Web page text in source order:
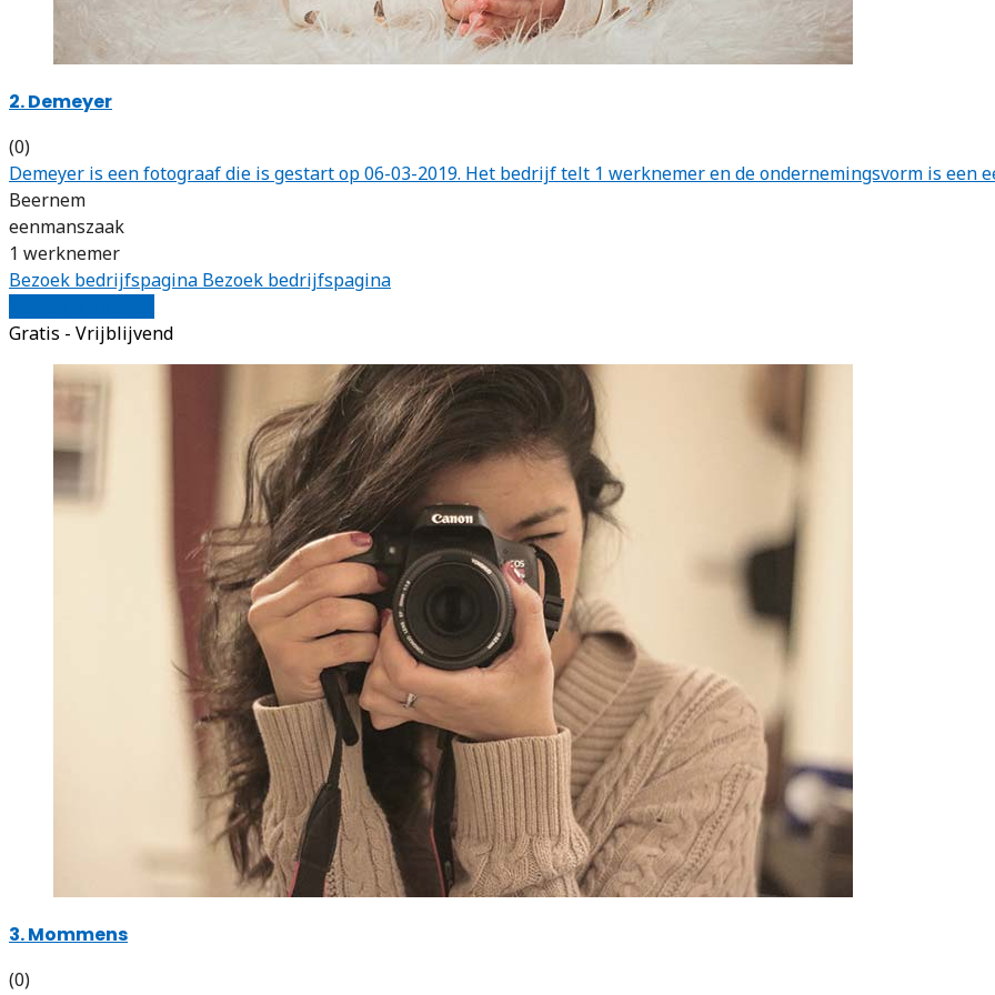
2. Demeyer
(0)
Demeyer is een fotograaf die is gestart op 06-03-2019. Het bedrijf telt 1 werknemer en de ondernemingsvorm is een
Beernem
eenmanszaak
1 werknemer
Bezoek bedrijfspagina Bezoek bedrijfspagina
Gratis - Vrijblijvend
3. Mommens
(0)